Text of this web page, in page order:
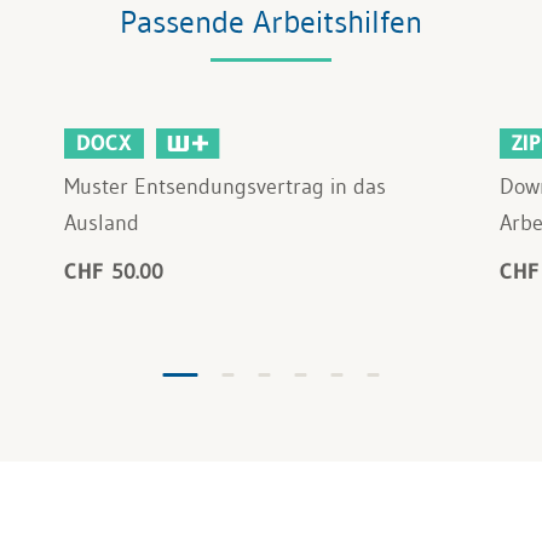
Passende Arbeitshilfen
DOCX
Muster Entsendungsvertrag in das
Ausland
CHF 50.00
ZIP